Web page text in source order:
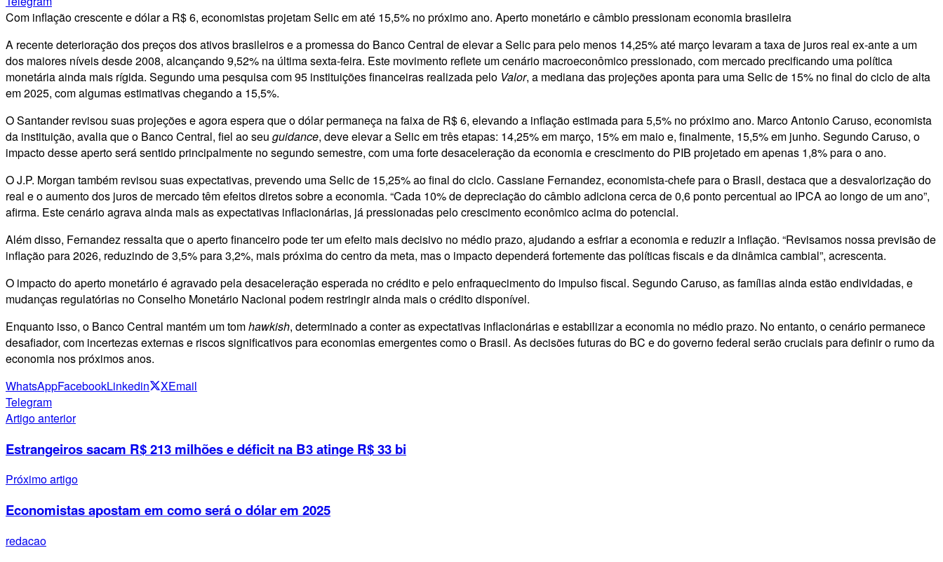
Com inflação crescente e dólar a R$ 6, economistas projetam Selic em até 15,5% no próximo ano. Aperto monetário e câmbio pressionam economia brasileira
A recente deterioração dos preços dos ativos brasileiros e a promessa do Banco Central de elevar a Selic para pelo menos 14,25% até março levaram a taxa de juros real ex-ante a um
dos maiores níveis desde 2008, alcançando 9,52% na última sexta-feira. Este movimento reflete um cenário macroeconômico pressionado, com mercado precificando uma política
monetária ainda mais rígida. Segundo uma pesquisa com 95 instituições financeiras realizada pelo Valor, a mediana das projeções aponta para uma Selic de 15% no final do ciclo de alta
em 2025, com algumas estimativas chegando a 15,5%.
O Santander revisou suas projeções e agora espera que o dólar permaneça na faixa de R$ 6, elevando a inflação estimada para 5,5% no próximo ano. Marco Antonio Caruso, economista
da instituição, avalia que o Banco Central, fiel ao seu guidance, deve elevar a Selic em três etapas: 14,25% em março, 15% em maio e, finalmente, 15,5% em junho. Segundo Caruso, o
impacto desse aperto será sentido principalmente no segundo semestre, com uma forte desaceleração da economia e crescimento do PIB projetado em apenas 1,8% para o ano.
O J.P. Morgan também revisou suas expectativas, prevendo uma Selic de 15,25% ao final do ciclo. Cassiane Fernandez, economista-chefe para o Brasil, destaca que a desvalorização do
real e o aumento dos juros de mercado têm efeitos diretos sobre a economia. “Cada 10% de depreciação do câmbio adiciona cerca de 0,6 ponto percentual ao IPCA ao longo de um ano”,
afirma. Este cenário agrava ainda mais as expectativas inflacionárias, já pressionadas pelo crescimento econômico acima do potencial.
Além disso, Fernandez ressalta que o aperto financeiro pode ter um efeito mais decisivo no médio prazo, ajudando a esfriar a economia e reduzir a inflação. “Revisamos nossa previsão de
inflação para 2026, reduzindo de 3,5% para 3,2%, mais próxima do centro da meta, mas o impacto dependerá fortemente das políticas fiscais e da dinâmica cambial”, acrescenta.
O impacto do aperto monetário é agravado pela desaceleração esperada no crédito e pelo enfraquecimento do impulso fiscal. Segundo Caruso, as famílias ainda estão endividadas, e
mudanças regulatórias no Conselho Monetário Nacional podem restringir ainda mais o crédito disponível.
Enquanto isso, o Banco Central mantém um tomhawkish, determinado a conter as expectativas inflacionárias e estabilizar a economia no médio prazo. No entanto, o cenário permanece
desafiador, com incertezas externas e riscos significativos para economias emergentes como o Brasil. As decisões futuras do BC e do governo federal serão cruciais para definir o rumo da
economia nos próximos anos.
WhatsAppFacebookLinkedin XEmail
Telegram
Artigo anterior
Estrangeiros sacam R$ 213 milhões e déficit na B3 atinge R$ 33 bi
Próximo artigo
Economistas apostam em como será o dólar em 2025
redacao